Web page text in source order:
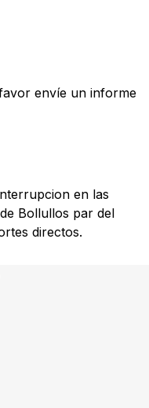
envíe un informe
en las
Bollullos par del
directos.